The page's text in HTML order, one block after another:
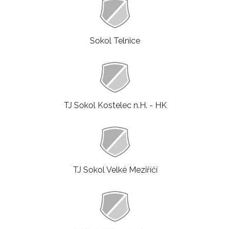
Sokol Telnice
TJ Sokol Kostelec n.H. - HK
TJ Sokol Velké Meziříčí